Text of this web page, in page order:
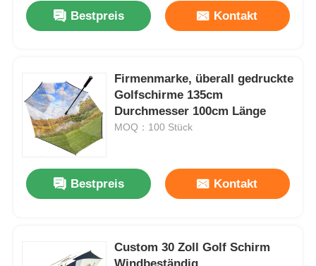
Qualitätskontrolle
Kontakt
Nachrichten
Alle Fälle
Golfregenschirme
Bestpreis Kontakt
Firmenmarke, überall gedruckte
Golfschirme 135cm
Durchmesser 100cm Länge
MOQ：100 Stück
Bestpreis Kontakt
Custom 30 Zoll Golf Schirm
Windbeständig